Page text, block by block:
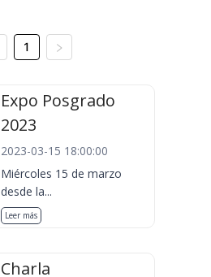
1
Expo Posgrado
2023
2023-03-15 18:00:00
Miércoles 15 de marzo
desde la...
Leer más
Charla